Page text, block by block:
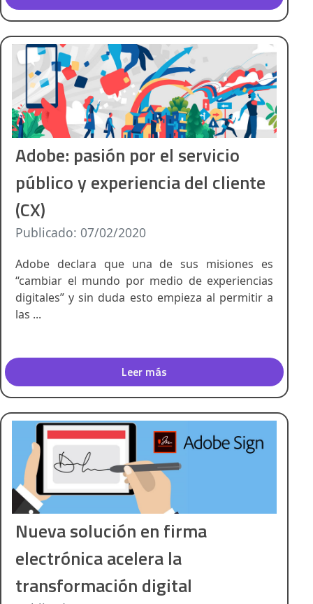
Adobe: pasión por el servicio
público y experiencia del cliente
(CX)
Publicado: 07/02/2020
Adobe declara que una de sus misiones es
“cambiar el mundo por medio de experiencias
digitales” y sin duda esto empieza al permitir a
las ...
Leer más
Nueva solución en firma
electrónica acelera la
transformación digital